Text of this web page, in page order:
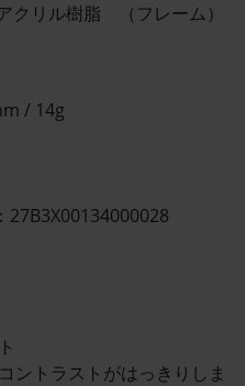
クリル樹脂 （フレーム）
/ 14g
ントラストがはっきりしま